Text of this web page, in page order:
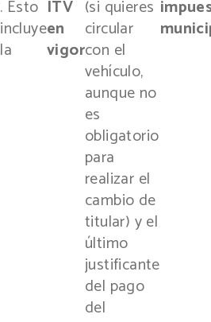
. Esto
incluye
la
ITV
en
vigor
(si quieres
circular
con el
vehículo,
aunque no
es
obligatorio
para
realizar el
cambio de
titular) y el
último
justificante
del pago
del